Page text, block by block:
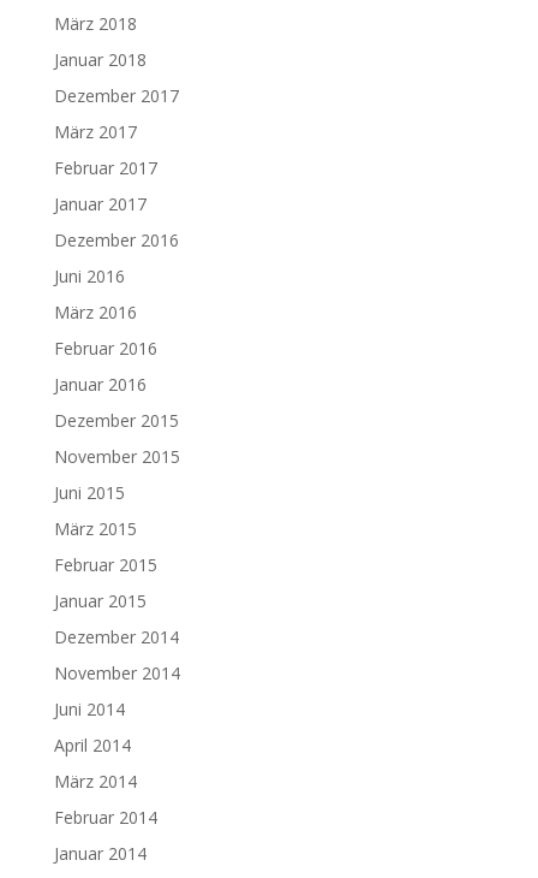
März 2018
Januar 2018
Dezember 2017
März 2017
Februar 2017
Januar 2017
Dezember 2016
Juni 2016
März 2016
Februar 2016
Januar 2016
Dezember 2015
November 2015
Juni 2015
März 2015
Februar 2015
Januar 2015
Dezember 2014
November 2014
Juni 2014
April 2014
März 2014
Februar 2014
Januar 2014